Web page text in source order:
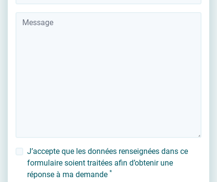
Message
J’accepte que les données renseignées dans ce
formulaire soient traitées afin d’obtenir une
réponse à ma demande *